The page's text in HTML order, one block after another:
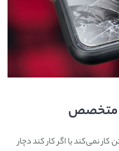
متخصص
نمی‌کند یا اگر کار کند دچار